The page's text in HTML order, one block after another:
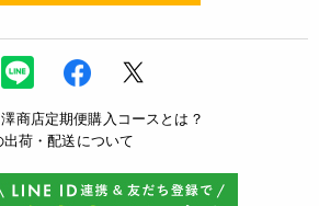
商店定期便購入コースとは？
荷・配送について